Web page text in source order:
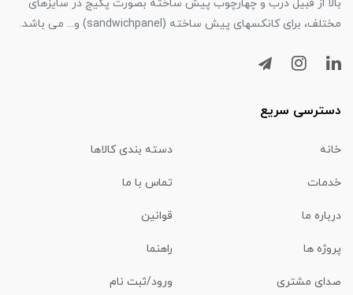
بالا از قبیل درب و چهارچوب پیش ساخته بصورت پکیج در سایزهای
مختلف، برای کانکسهای پیش ساخته (sandwichpanel) و... می باشد.
دسترسی سریع
خانه دسته بندی کالاها
خدمات تماس با ما
درباره ما قوانین
پروژه ها راهنما
صدای مشتری ورود/ثبت نام